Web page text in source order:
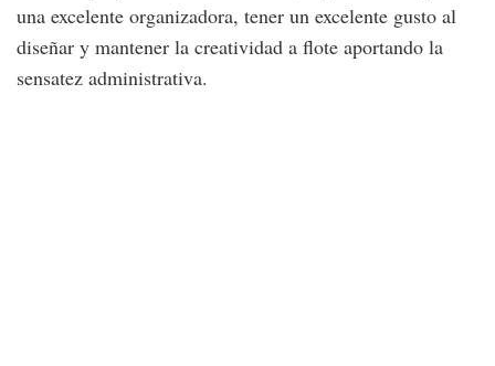
una excelente organizadora, tener un excelente gusto al
diseñar y mantener la creatividad a flote aportando la
sensatez administrativa.